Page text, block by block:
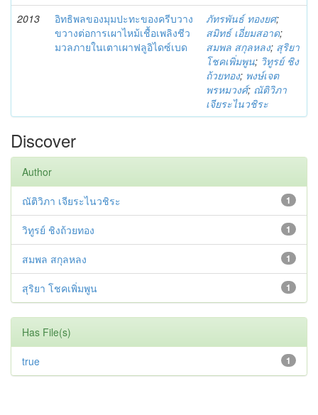
2013
อิทธิพลของมุมปะทะของครีบวาง
ขวางต่อการเผาไหม้เชื้อเพลิงชีว
มวลภายในเตาเผาฟลูอิไดซ์เบด
ภัทรพันธ์ ทองยศ;
สมิทธ์ เอี่ยมสอาด;
สมพล สกุลหลง; สุริยา
โชคเพิ่มพูน; วิทูรย์ ชิง
ถ้วยทอง; พงษ์เจต
พรหมวงศ์; ณัติวิภา
เจียระไนวชิระ
Discover
Author
1
ณัติวิภา เจียระไนวชิระ
1
วิทูรย์ ชิงถ้วยทอง
1
สมพล สกุลหลง
1
สุริยา โชคเพิ่มพูน
Has File(s)
1
true